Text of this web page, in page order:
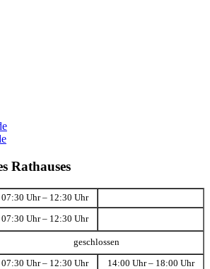
Rathauses
07:30 Uhr – 12:30 Uhr
07:30 Uhr – 12:30 Uhr
geschlossen
07:30 Uhr – 12:30 Uhr 14:00 Uhr – 18:00 Uhr